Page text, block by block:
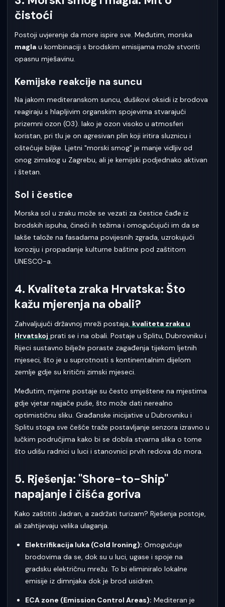
čistoći
Postoji uvjerenje da more ispire sve. Međutim, morska
magla u kombinaciji s brodskim emisijama može stvoriti
opasnu mješavinu.
Kemijske reakcije na suncu
Na jakom mediteranskom suncu, dušikovi oksidi iz brodova
reagiraju s hlapljivim organskim spojevima stvarajući
prizemni ozon (O3). Iako je ozon visoko u atmosferi
koristan, pri tlu je on agresivan plin koji iritira sluznicu i
oštećuje biljke. Ljetni "morski smog" je manje vidljiv od
onog zimskog u Zagrebu, ali je kemijski podjednako aktivan
i štetan.
Sol i čestice
Morska sol u zraku može se vezati za čestice čađe iz
brodskih ispuha, čineći ih težima i omogućujući im da se
lakše talože na fasadama povijesnih zgrada, uzrokujući
koroziju i propadanje kulturne baštine pod zaštitom
UNESCO-a.
4. Kvaliteta zraka Hrvatska: Što
kažu mjerenja na obali?
Zahvaljujući državnoj mreži postaja, kvaliteta zraka u
Hrvatskoj prati se i na obali. Postaje u Splitu, Dubrovniku i
Rijeci sustavno bilježe poraste zagađenja tijekom ljetnih
mjeseci, što je u suprotnosti s kontinentalnim dijelom
zemlje gdje su kritični zimski mjeseci.
Međutim, mjerne postaje su često smještene na mjestima
gdje vjetar najjače puše, što može dati nerealno
optimističnu sliku. Građanske inicijative u Dubrovniku i
Splitu stoga sve češće traže postavljanje senzora izravno u
lučkim područjima kako bi se dobila stvarna slika o tome
što udišu radnici u luci i stanovnici prvih redova do mora.
5. Rješenja: "Shore-to-Ship"
napajanje i čišća goriva
Kako zaštititi Jadran, a zadržati turizam? Rješenja postoje,
ali zahtijevaju velika ulaganja.
Elektrifikacija luka (Cold Ironing): Omogućuje
brodovima da se, dok su u luci, ugase i spoje na
gradsku električnu mrežu. To bi eliminiralo lokalne
emisije iz dimnjaka dok je brod usidren.
ECA zone (Emission Control Areas): Mediteran je